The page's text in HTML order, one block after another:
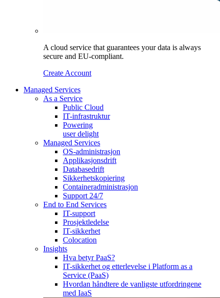
A cloud service that guarantees your data is always
secure and EU-compliant.
Create Account
Managed Services
As a Service
Public Cloud
IT-infrastruktur
Powering
user delight
Managed Services
OS‑administrasjon
Applikasjonsdrift
Databasedrift
Sikkerhetskopiering
Containeradministrasjon
Support 24/7
End to End Services
IT-support
Prosjektledelse
IT-sikkerhet
Colocation
Insights
Hva betyr PaaS?
IT-sikkerhet og etterlevelse i Platform as a
Service (PaaS)
Hvordan håndtere de vanligste utfordringene
med IaaS